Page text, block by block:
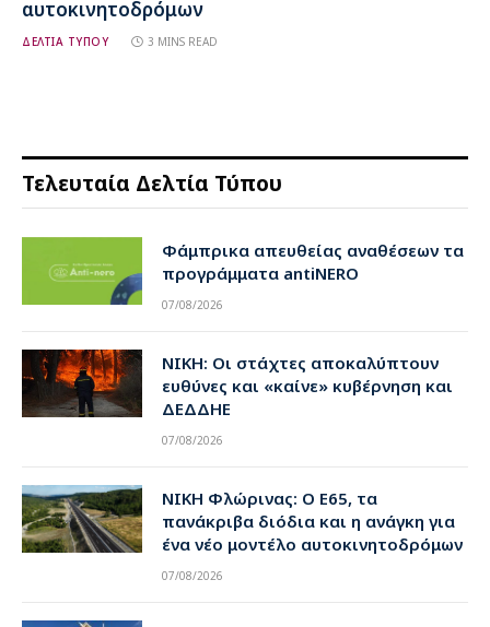
αυτοκινητοδρόμων
ΔΕΛΤΙΑ ΤΥΠΟΥ 3 MINS READ
Τελευταία Δελτία Τύπου
Φάμπρικα απευθείας αναθέσεων τα
προγράμματα antiNERO
07/08/2026
ΝΙΚΗ: Οι στάχτες αποκαλύπτουν
ευθύνες και «καίνε» κυβέρνηση και
ΔΕΔΔΗΕ
07/08/2026
ΝΙΚΗ Φλώρινας: Ο Ε65, τα
πανάκριβα διόδια και η ανάγκη για
ένα νέο μοντέλο αυτοκινητοδρόμων
07/08/2026